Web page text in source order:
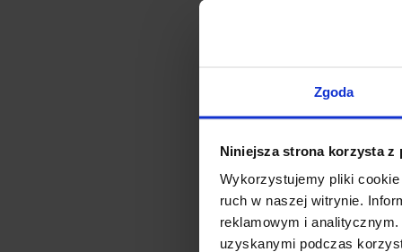
Zgoda
Niniejsza strona korzysta z
Wykorzystujemy pliki
ruch w naszej witrynie.
reklamowym i
uzyskanymi podczas